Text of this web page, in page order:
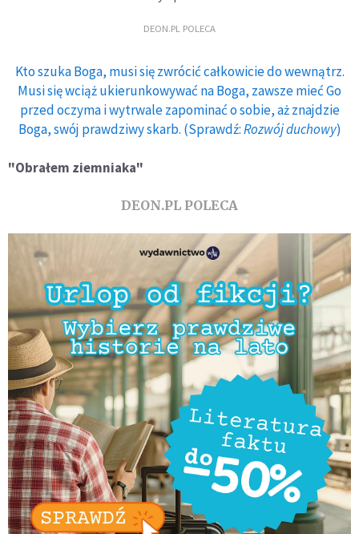
DEON.PL POLECA
Kto szuka Boga, musi się zwrócić całkowicie do wewnątrz.
Musi się wciąż ukierunkowywać na Boga, zawsze mieć Go
przed oczyma i wytrwale zapominać o sobie, aż znajdzie
Boga, swój prawdziwy skarb. (Sprawdź:Rozwój duchowy)
"Obrałem ziemniaka"
DEON.PL POLECA